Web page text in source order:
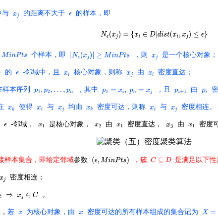
与 的距离不大于 的样本，即
个样本，即 ，则 是一个核心对象；
的 -邻域中，且 核心对象，则称 由 密度直达；
样本序列 ，其中 ，且 由
使得 与 均由 密度可达，则称 与 密度相连。
-邻域， 是核心对象， 由 密度直达， 由 密度
样本集合，即给定邻域参数 ，簇 是满足以下性
密度相连；
。
若 为核心对象，由 密度可达的所有样本组成的集合记为